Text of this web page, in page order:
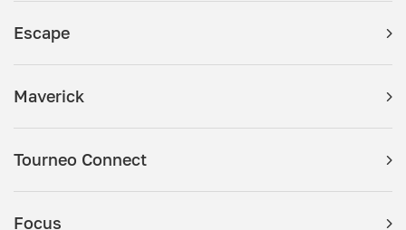
Escape
Maverick
Tourneo Connect
Focus